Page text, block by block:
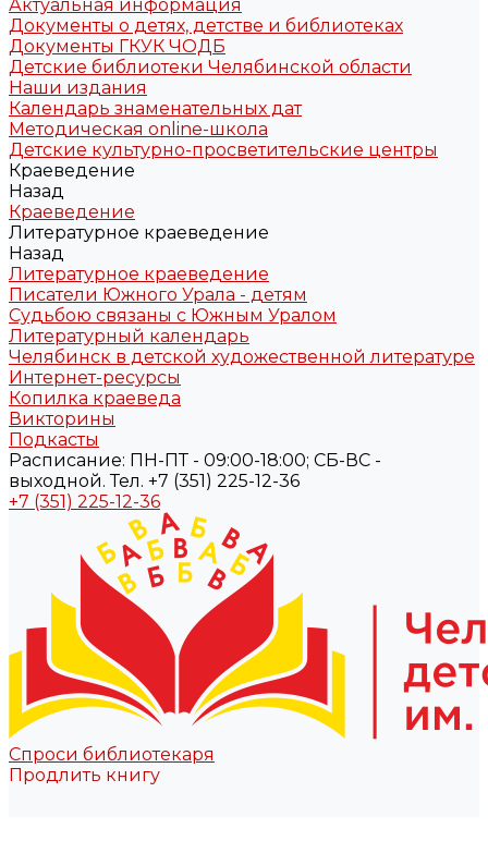
Актуальная информация
Документы о детях, детстве и библиотеках
Документы ГКУК ЧОДБ
Детские библиотеки Челябинской области
Наши издания
Календарь знаменательных дат
Методическая online-школа
Детские культурно-просветительские центры
Краеведение
Назад
Краеведение
Литературное краеведение
Назад
Литературное краеведение
Писатели Южного Урала - детям
Судьбою связаны с Южным Уралом
Литературный календарь
Челябинск в детской художественной литературе
Интернет-ресурсы
Копилка краеведа
Викторины
Подкасты
Расписание: ПН-ПТ - 09:00-18:00; СБ-ВС -
выходной. Тел. +7 (351) 225-12-36
+7 (351) 225-12-36
Спроси библиотекаря
Продлить книгу